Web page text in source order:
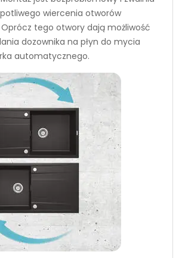
wiercenia otworów
tego otwory dają możliwość
dozownika na płyn do mycia
automatycznego.